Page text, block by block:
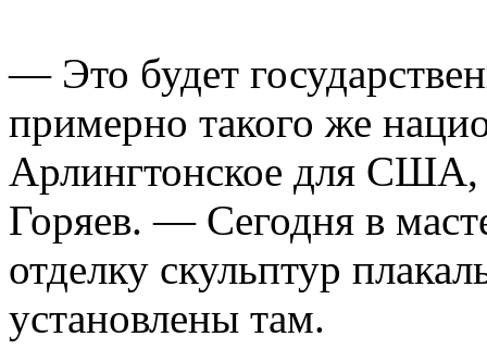
— Это будет
примерно такого же
Арлингтонское для США,
Горяев. — Сегодня в
отделку скульптур
установлены там.